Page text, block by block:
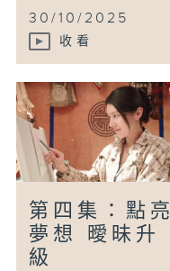
30/10/2025
收看
第四集：點亮
夢想 曖昧升
級